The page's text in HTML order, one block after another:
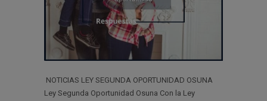
NOTICIAS LEY SEGUNDA OPORTUNIDAD OSUNA
Ley Segunda Oportunidad Osuna Con la Ley